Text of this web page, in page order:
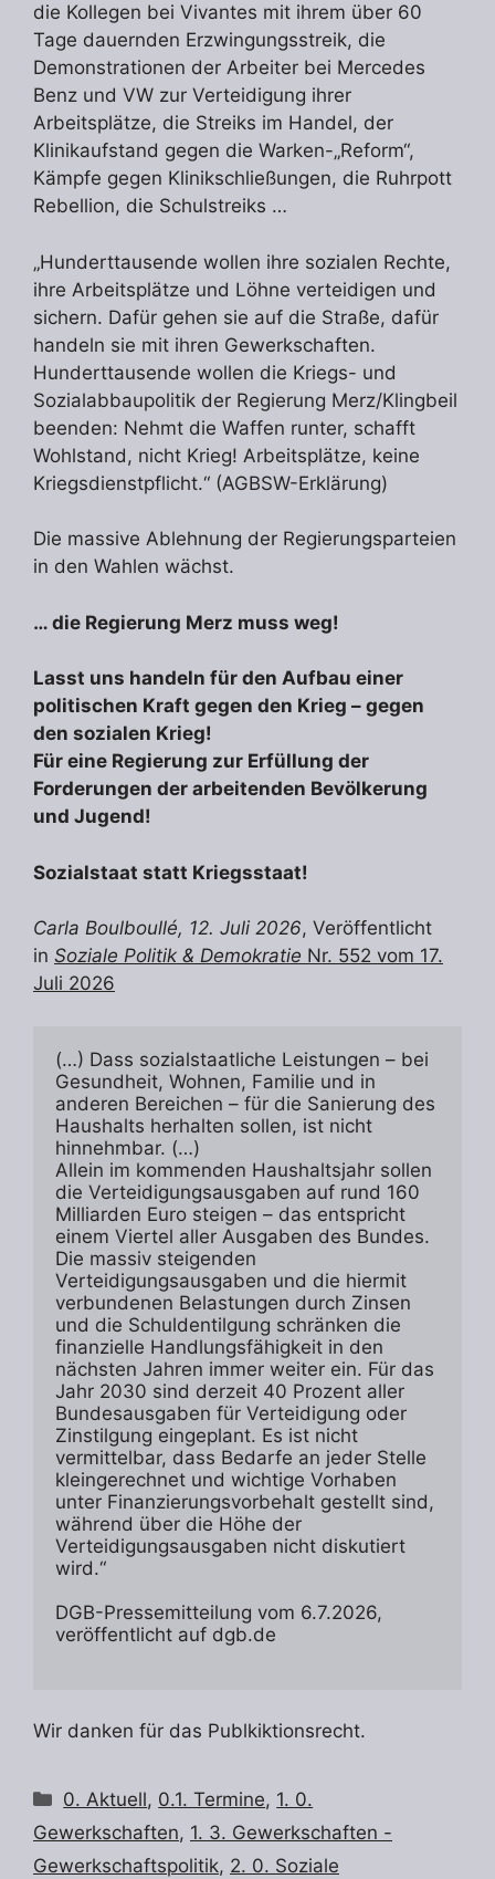
die Kollegen bei Vivantes mit ihrem über 60
Tage dauernden Erzwingungsstreik, die
Demonstrationen der Arbeiter bei Mercedes
Benz und VW zur Verteidigung ihrer
Arbeitsplätze, die Streiks im Handel, der
Klinikaufstand gegen die Warken-„Reform“,
Kämpfe gegen Klinikschließungen, die Ruhrpott
Rebellion, die Schulstreiks …
„Hunderttausende wollen ihre sozialen Rechte,
ihre Arbeitsplätze und Löhne verteidigen und
sichern. Dafür gehen sie auf die Straße, dafür
handeln sie mit ihren Gewerkschaften.
Hunderttausende wollen die Kriegs- und
Sozialabbaupolitik der Regierung Merz/Klingbeil
beenden: Nehmt die Waffen runter, schafft
Wohlstand, nicht Krieg! Arbeitsplätze, keine
Kriegsdienstpflicht.“ (AGBSW-Erklärung)
Die massive Ablehnung der Regierungsparteien
in den Wahlen wächst.
… die Regierung Merz muss weg!
Lasst uns handeln für den Aufbau einer
politischen Kraft gegen den Krieg – gegen
den sozialen Krieg!
Für eine Regierung zur Erfüllung der
Forderungen der arbeitenden Bevölkerung
und Jugend!
Sozialstaat statt Kriegsstaat!
Carla Boulboullé, 12. Juli 2026, Veröffentlicht
in Soziale Politik & Demokratie Nr. 552 vom 17.
Juli 2026
(…) Dass sozialstaatliche Leistungen – bei
Gesundheit, Wohnen, Familie und in
anderen Bereichen – für die Sanierung des
Haushalts herhalten sollen, ist nicht
hinnehmbar. (…)
Allein im kommenden Haushaltsjahr sollen
die Verteidigungsausgaben auf rund 160
Milliarden Euro steigen – das entspricht
einem Viertel aller Ausgaben des Bundes.
Die massiv steigenden
Verteidigungsausgaben und die hiermit
verbundenen Belastungen durch Zinsen
und die Schuldentilgung schränken die
finanzielle Handlungsfähigkeit in den
nächsten Jahren immer weiter ein. Für das
Jahr 2030 sind derzeit 40 Prozent aller
Bundesausgaben für Verteidigung oder
Zinstilgung eingeplant. Es ist nicht
vermittelbar, dass Bedarfe an jeder Stelle
kleingerechnet und wichtige Vorhaben
unter Finanzierungsvorbehalt gestellt sind,
während über die Höhe der
Verteidigungsausgaben nicht diskutiert
wird.“
DGB-Pressemitteilung vom 6.7.2026,
veröffentlicht auf dgb.de
Wir danken für das Publkiktionsrecht.
Kategorien
0. Aktuell, 0.1. Termine, 1. 0.
Gewerkschaften, 1. 3. Gewerkschaften -
Gewerkschaftspolitik, 2. 0. Soziale